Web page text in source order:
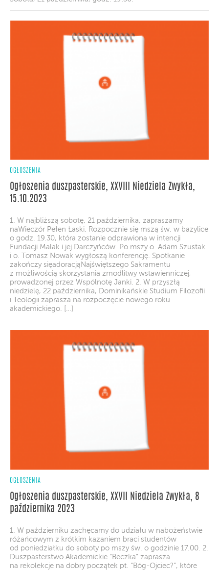
OGŁOSZENIA
Ogłoszenia duszpasterskie, XXVIII Niedziela Zwykła,
15.10.2023
1. W najbliższą sobotę, 21 października, zapraszamy
naWieczór Pełen Łaski. Rozpocznie się mszą św. w bazylice
o godz. 19.30, która zostanie odprawiona w intencji
Fundacji Malak i jej Darczyńców. Po mszy o. Adam Szustak
i o. Tomasz Nowak wygłoszą konferencję. Spotkanie
zakończy sięadoracjąNajświętszego Sakramentu
z możliwością skorzystania zmodlitwy wstawienniczej,
prowadzonej przez Wspólnotę Janki. 2. W przyszłą
niedzielę, 22 października, Dominikańskie Studium Filozofii
i Teologii zaprasza na rozpoczęcie nowego roku
akademickiego. […]
OGŁOSZENIA
Ogłoszenia duszpasterskie, XXVII Niedziela Zwykła, 8
października 2023
1. W październiku zachęcamy do udziału w nabożeństwie
różańcowym z krótkim kazaniem braci studentów
od poniedziałku do soboty po mszy św. o godzinie 17.00. 2.
Duszpasterstwo Akademickie “Beczka” zaprasza
na rekolekcje na dobry początek pt. “Bóg-Ojciec?”, które